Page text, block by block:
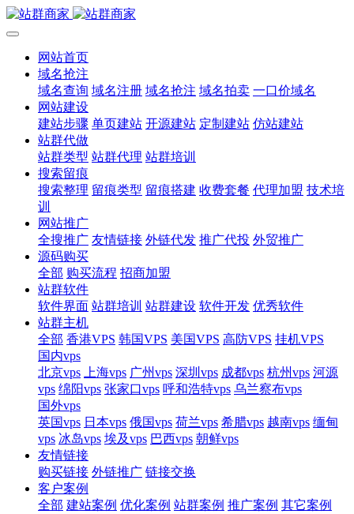
网站首页
域名抢注
域名查询 域名注册 域名抢注 域名拍卖 一口价域名
网站建设
建站步骤 单页建站 开源建站 定制建站 仿站建站
站群代做
站群类型 站群代理 站群培训
搜索留痕
搜索整理 留痕类型 留痕搭建 收费套餐 代理加盟 技术培
训
网站推广
全搜推广 友情链接 外链代发 推广代投 外贸推广
源码购买
全部 购买流程 招商加盟
站群软件
软件界面 站群培训 站群建设 软件开发 优秀软件
站群主机
全部 香港VPS 韩国VPS 美国VPS 高防VPS 挂机VPS
国内vps
北京vps
上海vps 广州vps 深圳vps 成都vps 杭州vps 河源
vps 绵阳vps 张家口vps 呼和浩特vps 乌兰察布vps
国外vps
英国vps 日本vps 俄国vps 荷兰vps 希腊vps 越南vps 缅甸
vps 冰岛vps 埃及vps 巴西vps 朝鲜vps
友情链接
购买链接 外链推广 链接交换
客户案例
全部 建站案例 优化案例 站群案例 推广案例 其它案例